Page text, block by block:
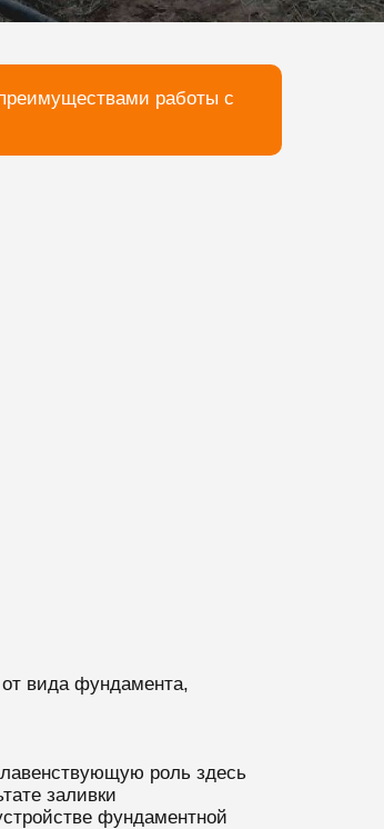
работы с
вида фундамента,
роль здесь
заливки
фундаментной